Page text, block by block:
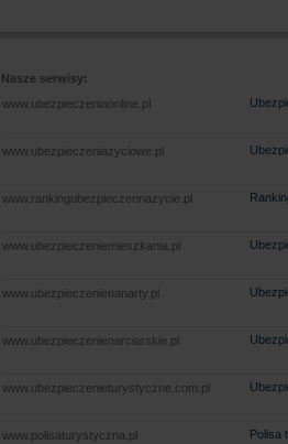
Nasze serwisy:
www.ubezpieczeniaonline.pl
www.ubezpieczeniazyciowe.pl
www.rankingubezpieczennazycie.pl
www.ubezpieczeniemieszkania.pl
www.ubezpieczenienanarty.pl
www.ubezpieczenienarciarskie.pl
www.ubezpieczenieturystyczne.com.pl
www.polisaturystyczna.pl Polisa